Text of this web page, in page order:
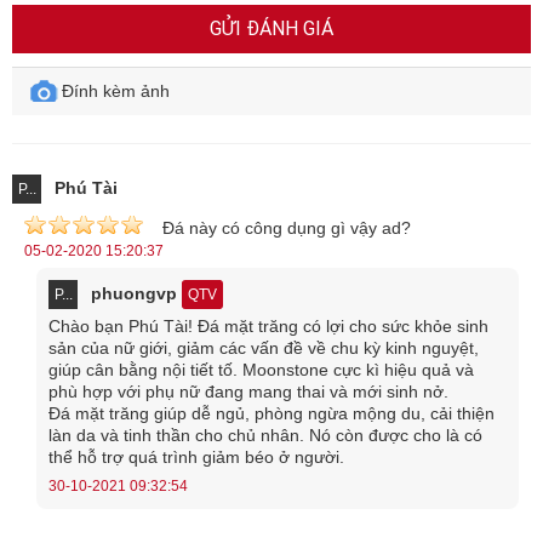
THÔNG TIN CHUNG
Khoáng vật: Beryl
Thành phần Hóa học: Be
Chỉ số khúc xạ: 1.577 đến 1.583
Cát khai:Cát khai kém
Khả năng lưỡng chiết: 0,005 đến 0,009
Tỷ trọng: 2,72
Độ cứng Mohs: 7,5 đến 8
Nguồn năng lượng của viên đá Emerald đầy quyền uy kết hợp
cùng người mệnh Mộc hoặc mệnh Hỏa sẽ tạo ta hưng khí, mang
GỬI ĐÁNH GIÁ
Đính kèm ảnh
P... Phú Tài
Đá này có công dụng gì vậy ad?
05-02-2020 15:20:37
P... phuongvp QTV
Chào bạn Phú Tài! Đá mặt trăng có lợi cho sức khỏe sinh
sản của nữ giới, giảm các vấn đề về chu kỳ kinh nguyệt,
giúp cân bằng nội tiết tố. Moonstone cực kì hiệu quả và
phù hợp với phụ nữ đang mang thai và mới sinh nở.
Đá mặt trăng giúp dễ ngủ, phòng ngừa mộng du, cải thiện
làn da và tinh thần cho chủ nhân. Nó còn được cho là có
thể hỗ trợ quá trình giảm béo ở người.
30-10-2021 09:32:54